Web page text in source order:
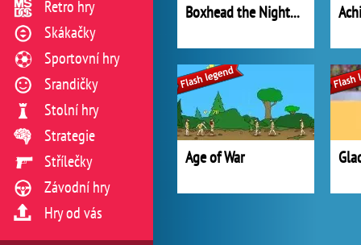
Boxhead the Nightmare
Age of War
Retro hry
Skákačky
Sportovní hry
Srandičky
Stolní hry
Strategie
Střílečky
Závodní hry
Hry od vás